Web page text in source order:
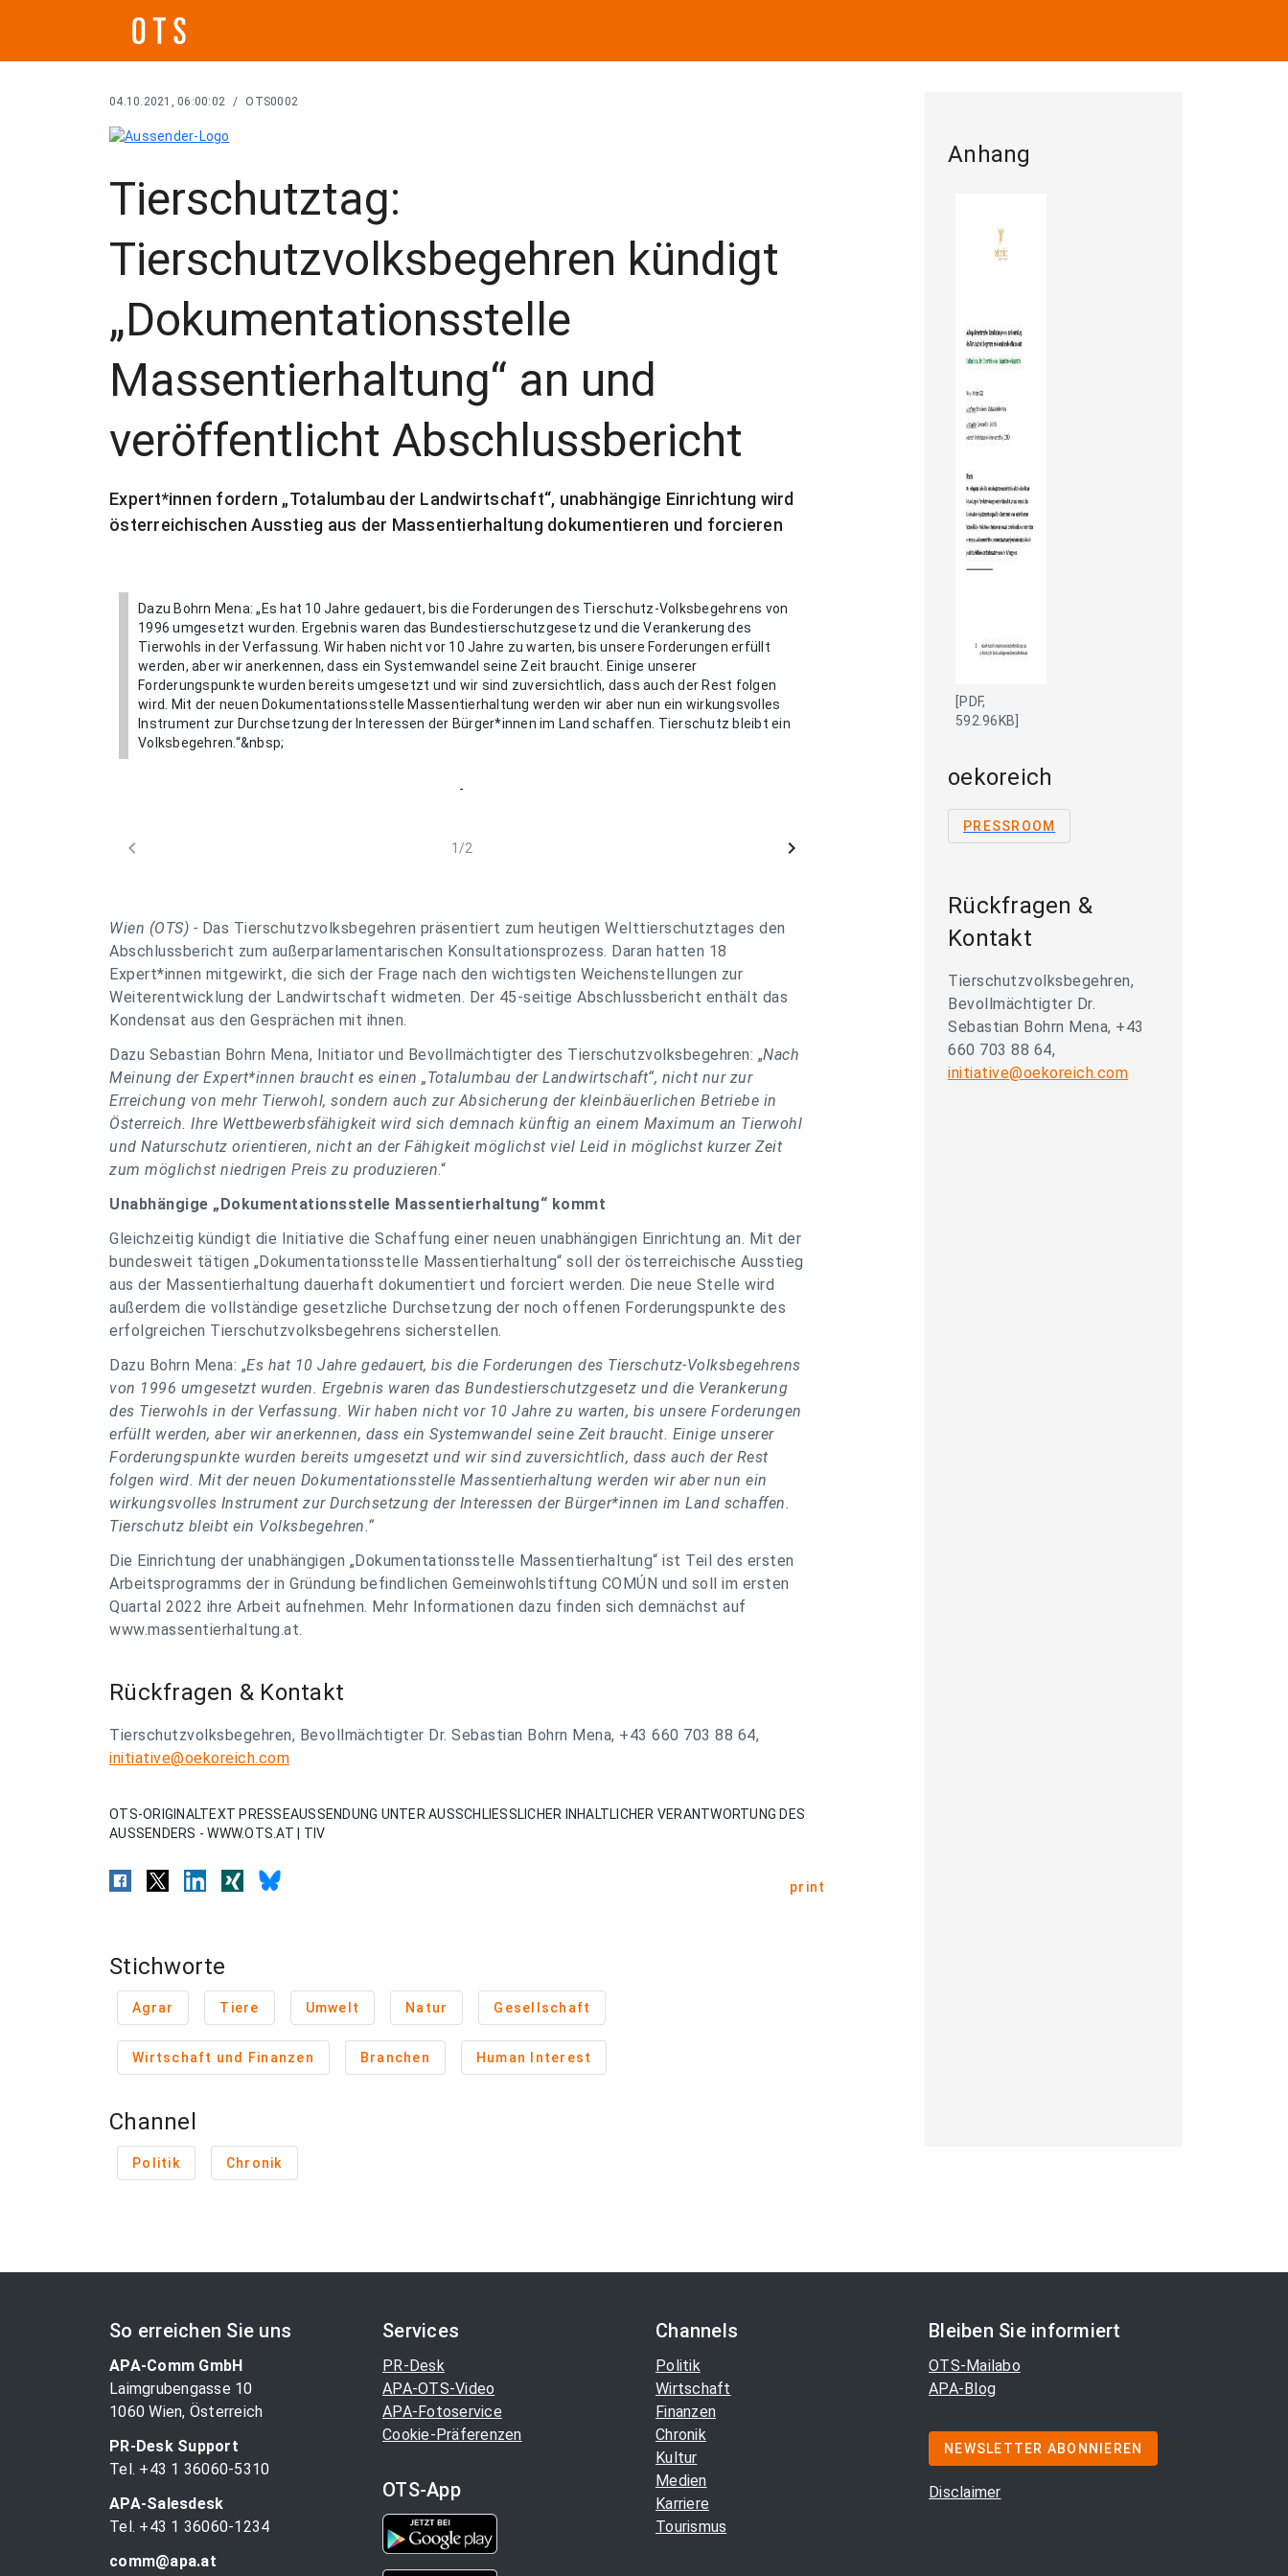
04.10.2021, 06:00:02 / OTS0002
Tierschutztag:
Tierschutzvolksbegehren kündigt
„Dokumentationsstelle
Massentierhaltung“ an und
veröffentlicht Abschlussbericht
Expert*innen fordern „Totalumbau der Landwirtschaft“, unabhängige Einrichtung wird
österreichischen Ausstieg aus der Massentierhaltung dokumentieren und forcieren
Dazu Bohrn Mena: „Es hat 10 Jahre gedauert, bis die Forderungen des Tierschutz-Volksbegehrens von
1996 umgesetzt wurden. Ergebnis waren das Bundestierschutzgesetz und die Verankerung des
Tierwohls in der Verfassung. Wir haben nicht vor 10 Jahre zu warten, bis unsere Forderungen erfüllt
werden, aber wir anerkennen, dass ein Systemwandel seine Zeit braucht. Einige unserer
Forderungspunkte wurden bereits umgesetzt und wir sind zuversichtlich, dass auch der Rest folgen
wird. Mit der neuen Dokumentationsstelle Massentierhaltung werden wir aber nun ein wirkungsvolles
Instrument zur Durchsetzung der Interessen der Bürger*innen im Land schaffen. Tierschutz bleibt ein
Volksbegehren.“&nbsp;
-
chevron_left 1/2 chevron_right
Wien (OTS) - Das Tierschutzvolksbegehren präsentiert zum heutigen Welttierschutztages den
Abschlussbericht zum außerparlamentarischen Konsultationsprozess. Daran hatten 18
Expert*innen mitgewirkt, die sich der Frage nach den wichtigsten Weichenstellungen zur
Weiterentwicklung der Landwirtschaft widmeten. Der 45-seitige Abschlussbericht enthält das
Kondensat aus den Gesprächen mit ihnen.
Dazu Sebastian Bohrn Mena, Initiator und Bevollmächtigter des Tierschutzvolksbegehren: „Nach
Meinung der Expert*innen braucht es einen „Totalumbau der Landwirtschaft“, nicht nur zur
Erreichung von mehr Tierwohl, sondern auch zur Absicherung der kleinbäuerlichen Betriebe in
Österreich. Ihre Wettbewerbsfähigkeit wird sich demnach künftig an einem Maximum an Tierwohl
und Naturschutz orientieren, nicht an der Fähigkeit möglichst viel Leid in möglichst kurzer Zeit
zum möglichst niedrigen Preis zu produzieren.“
Unabhängige „Dokumentationsstelle Massentierhaltung“ kommt
Gleichzeitig kündigt die Initiative die Schaffung einer neuen unabhängigen Einrichtung an. Mit der
bundesweit tätigen „Dokumentationsstelle Massentierhaltung“ soll der österreichische Ausstieg
aus der Massentierhaltung dauerhaft dokumentiert und forciert werden. Die neue Stelle wird
außerdem die vollständige gesetzliche Durchsetzung der noch offenen Forderungspunkte des
erfolgreichen Tierschutzvolksbegehrens sicherstellen.
Dazu Bohrn Mena: „Es hat 10 Jahre gedauert, bis die Forderungen des Tierschutz-Volksbegehrens
von 1996 umgesetzt wurden. Ergebnis waren das Bundestierschutzgesetz und die Verankerung
des Tierwohls in der Verfassung. Wir haben nicht vor 10 Jahre zu warten, bis unsere Forderungen
erfüllt werden, aber wir anerkennen, dass ein Systemwandel seine Zeit braucht. Einige unserer
Forderungspunkte wurden bereits umgesetzt und wir sind zuversichtlich, dass auch der Rest
folgen wird. Mit der neuen Dokumentationsstelle Massentierhaltung werden wir aber nun ein
wirkungsvolles Instrument zur Durchsetzung der Interessen der Bürger*innen im Land schaffen.
Tierschutz bleibt ein Volksbegehren.“
Die Einrichtung der unabhängigen „Dokumentationsstelle Massentierhaltung“ ist Teil des ersten
Arbeitsprogramms der in Gründung befindlichen Gemeinwohlstiftung COMÚN und soll im ersten
Quartal 2022 ihre Arbeit aufnehmen. Mehr Informationen dazu finden sich demnächst auf
www.massentierhaltung.at.
Rückfragen & Kontakt
Tierschutzvolksbegehren, Bevollmächtigter Dr. Sebastian Bohrn Mena, +43 660 703 88 64,
initiative@oekoreich.com
OTS-ORIGINALTEXT PRESSEAUSSENDUNG UNTER AUSSCHLIESSLICHER INHALTLICHER VERANTWORTUNG DES
AUSSENDERS - WWW.OTS.AT | TIV
print
Stichworte
Agrar Tiere Umwelt Natur Gesellschaft
Wirtschaft und Finanzen Branchen Human Interest
Channel
Politik Chronik
Anhang
[PDF,
592.96KB]
oekoreich
PRESSROOM
Rückfragen &
Kontakt
Tierschutzvolksbegehren,
Bevollmächtigter Dr.
Sebastian Bohrn Mena, +43
660 703 88 64,
initiative@oekoreich.com
So erreichen Sie uns
APA-Comm GmbH
Laimgrubengasse 10
1060 Wien, Österreich
PR-Desk Support
Tel. +43 1 36060-5310
APA-Salesdesk
Tel. +43 1 36060-1234
comm@apa.at
Services
PR-Desk
APA-OTS-Video
APA-Fotoservice
Cookie-Präferenzen
OTS-App
Channels
Politik
Wirtschaft
Finanzen
Chronik
Kultur
Medien
Karriere
Tourismus
Bleiben Sie informiert
OTS-Mailabo
APA-Blog
NEWSLETTER ABONNIEREN
Disclaimer